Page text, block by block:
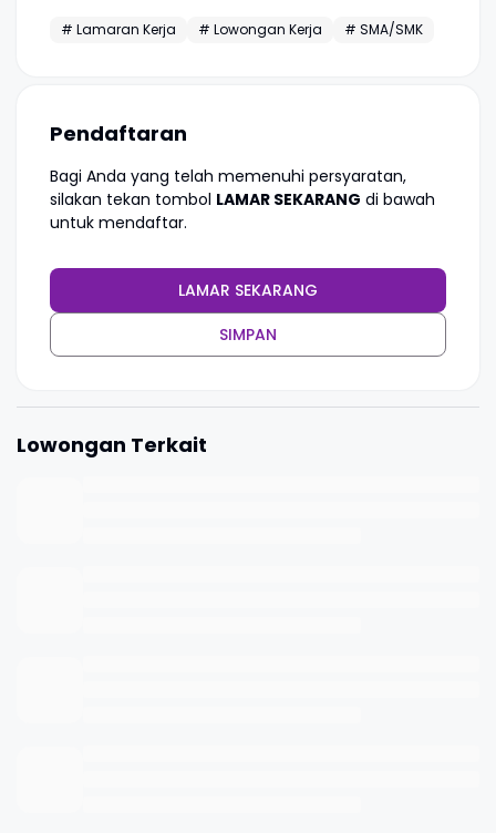
# Lamaran Kerja # Lowongan Kerja # SMA/SMK
Pendaftaran
Bagi Anda yang telah memenuhi persyaratan,
silakan tekan tombol LAMAR SEKARANG di bawah
untuk mendaftar.
LAMAR SEKARANG
SIMPAN
Lowongan Terkait